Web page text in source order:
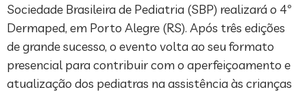
Sociedade Brasileira de Pediatria (SBP) realizará o 4º
Dermaped, em Porto Alegre (RS). Após três edições
de grande sucesso, o evento volta ao seu formato
presencial para contribuir com o aperfeiçoamento e
atualização dos pediatras na assistência às crianças